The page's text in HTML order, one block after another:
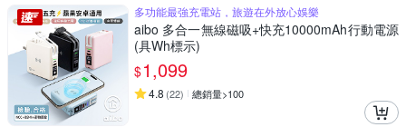
多功能最強充電站，旅遊在外放心娛樂
aibo 多合一無線磁吸+快充10000mAh行動電源
(具Wh標示)
$1,099
4.8 (22) 總銷量>100